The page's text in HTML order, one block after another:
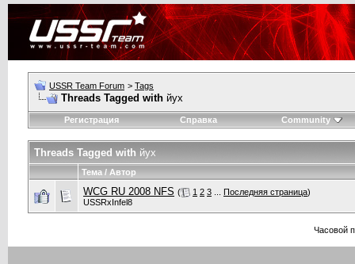
USSR Team Forum > Tags
Threads Tagged with йух
Регистрация Справка Community
Threads Tagged with йух
Тема / Автор
WCG RU 2008 NFS ( 1 2 3 Последняя страница)
USSRxInfel8
Часовой